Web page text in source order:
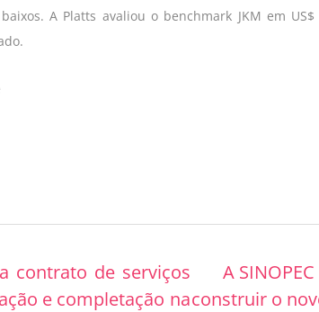
A Platts avaliou o benchmark JKM em
contrato de serviços
e completação na
A
construir o